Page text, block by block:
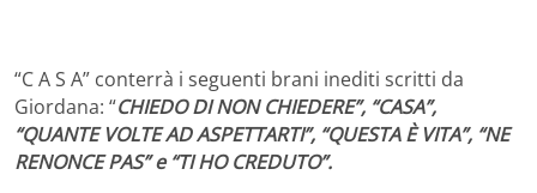
“C A S A” conterrà i seguenti brani inediti scritti da
Giordana: “CHIEDO DI NON CHIEDERE”, “CASA”,
“QUANTE VOLTE AD ASPETTARTI”, “QUESTA È VITA”, “NE
RENONCE PAS” e “TI HO CREDUTO”.